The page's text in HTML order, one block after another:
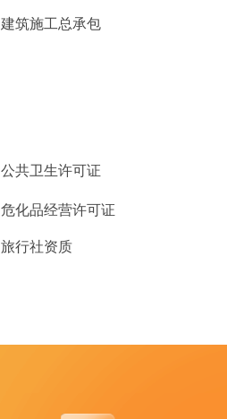
建筑施工总承包
公共卫生许可证
危化品经营许可证
旅行社资质